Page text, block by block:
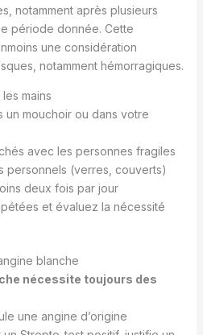
notamment après plusieurs
période donnée. Cette
une considération
notamment hémorragiques.
mains
un mouchoir ou dans votre
avec les personnes fragiles
personnels (verres, couverts)
deux fois par jour
et évaluez la nécessité
blanche
nécessite toujours des
une angine d’origine